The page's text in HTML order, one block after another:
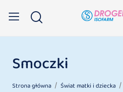
Smoczki
Strona główna Świat matki i dziecka